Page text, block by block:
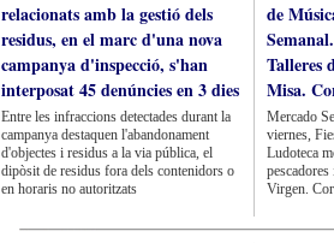
relacionats amb la gestió dels
residus, en el marc d'una nova
campanya d'inspecció, s'han
interposat 45 denúncies en 3 dies
Entre les infraccions detectades durant la
campanya destaquen l'abandonament
d'objectes i residus a la via pública, el
dipòsit de residus fora dels contenidors o
en horaris no autoritzats
de
Talleres
Misa.
Mercado
viernes,
Ludoteca
Virgen.